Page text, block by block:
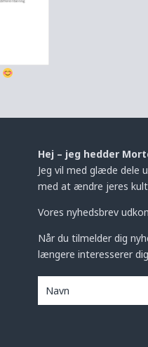
Hej – jeg hedder
Jeg vil med glæde dele
med at ændre jeres
Vores nyhedsbrev
Når du tilmelder dig
længere interesserer